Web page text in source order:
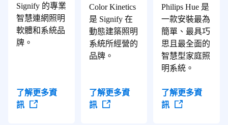
Signify 的專業
智慧連網照明
軟體和系統品
牌。
了解更多資
訊
Color Kinetics
是 Signify 在
動態建築照明
系統所經營的
品牌。
了解更多資
訊
Philips Hue 是
一款安裝最為
簡單、最具巧
思且最全面的
智慧型家庭照
明系統。
了解更多資
訊